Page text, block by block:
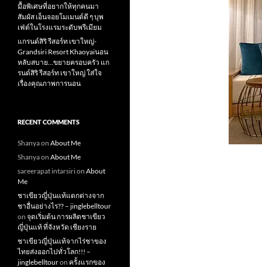
มื้อพิเศษที่อยากให้ทุกคนมา
สัมผัส เอ็นจอยโมเมนต์ดี ๆ บุพ
เฟ่ต์ในโรงแรมระดับพรีเมียม
แกรนด์สิริ​ รีสอร์ท​ เขาใหญ่​-
Grandsiri​ Resort​ Khaoyaiนอน
หลับสบาย…ขยายครอบครัว แก
รนด์สิริ รีสอร์ท เขาใหญ่ ใส่ใจ
เรื่องคุณภาพการนอน
RECENT COMMENTS
Shanyaon About Me
Shanyaon About Me
sareerapat intarsirion About
Me
ชาเขียวญี่ปุ่นแท้แตกต่างจาก
ชาอื่นอย่างไร?? – jinglebelltour
on จุดเริ่มต้น การผลิตชาเขียว
ญี่ปุ่นแท้ ที่จังหวัด เชียงราย
ชาเขียวญี่ปุ่นแท้จากไร่ชาของ
ไทยส่งออกไปทั่วโลก!!! –
jinglebelltouron ครั้งแรกของ